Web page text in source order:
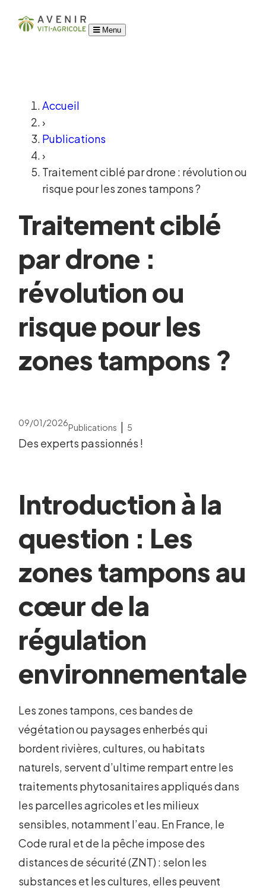
Menu
Accueil
›
Publications
›
Traitement ciblé par drone : révolution ou
risque pour les zones tampons ?
Traitement ciblé
par drone :
révolution ou
risque pour les
zones tampons ?
09/01/2026Publications | 5
Des experts passionnés !
Introduction à la
question : Les
zones tampons au
cœur de la
régulation
environnementale
Les zones tampons, ces bandes de
végétation ou paysages enherbés qui
bordent rivières, cultures, ou habitats
naturels, servent d’ultime rempart entre les
traitements phytosanitaires appliqués dans
les parcelles agricoles et les milieux
sensibles, notamment l’eau. En France, le
Code rural et de la pêche impose des
distances de sécurité (ZNT) : selon les
substances et les cultures, elles peuvent